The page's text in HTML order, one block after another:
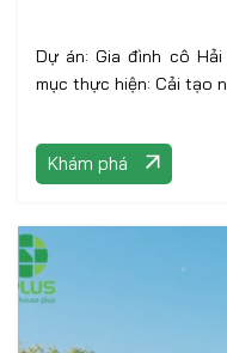
Dự án: Gia đình cô
mục thực hiện: Cải tạo
Khám phá